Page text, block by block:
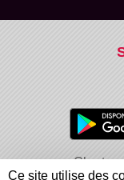
Charte
Ce site utilise des